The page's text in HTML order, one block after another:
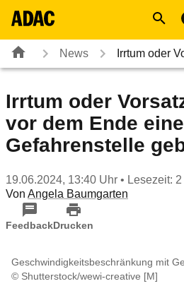
News Irrtum oder
Irrtum oder
vor dem Ende
Gefahrenstelle
19.06.2024, 13:40 Uhr • Lesezeit:
Von Angela Baumgarten
FeedbackDrucken
Geschwindigkeitsbeschränkung mit
© Shutterstock/wewi-creative [M]